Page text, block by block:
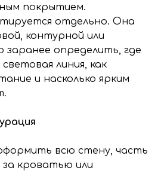
покрытием.
отдельно. Она
контурной или
заранее определить, где
линия, как
и насколько ярким
всю стену, часть
за кроватью или